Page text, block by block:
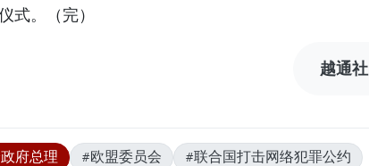
式。（完）
越通社
府总理 #欧盟委员会
#联合国打击网络犯罪公约